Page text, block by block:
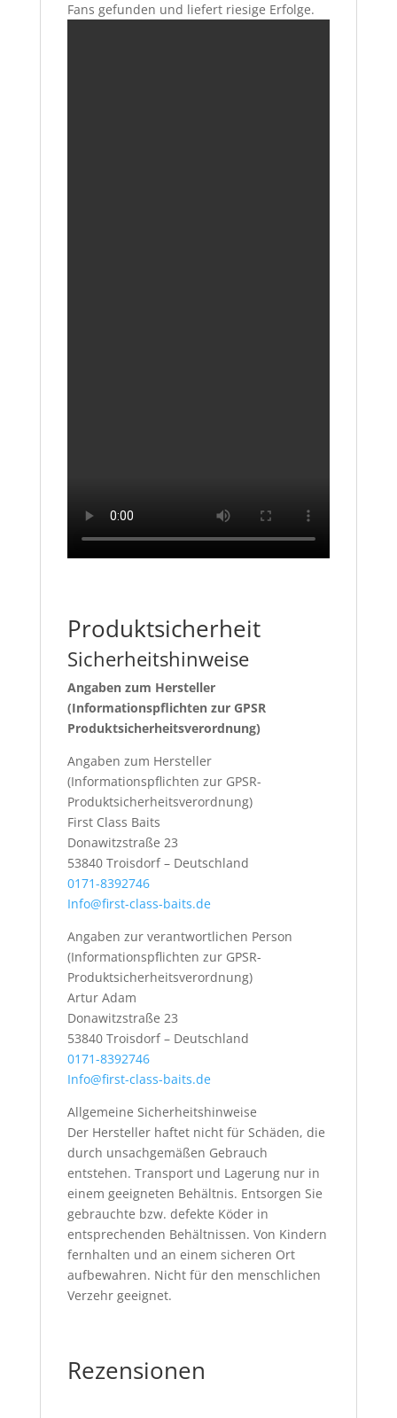
Fans gefunden und liefert riesige Erfolge.
Produktsicherheit
Sicherheitshinweise
Angaben zum Hersteller
(Informationspflichten zur GPSR
Produktsicherheitsverordnung)
Angaben zum Hersteller
(Informationspflichten zur GPSR-
Produktsicherheitsverordnung)
First Class Baits
Donawitzstraße 23
53840 Troisdorf – Deutschland
0171-8392746
Info@first-class-baits.de
Angaben zur verantwortlichen Person
(Informationspflichten zur GPSR-
Produktsicherheitsverordnung)
Artur Adam
Donawitzstraße 23
53840 Troisdorf – Deutschland
0171-8392746
Info@first-class-baits.de
Allgemeine Sicherheitshinweise
Der Hersteller haftet nicht für Schäden, die
durch unsachgemäßen Gebrauch
entstehen. Transport und Lagerung nur in
einem geeigneten Behältnis. Entsorgen Sie
gebrauchte bzw. defekte Köder in
entsprechenden Behältnissen. Von Kindern
fernhalten und an einem sicheren Ort
aufbewahren. Nicht für den menschlichen
Verzehr geeignet.
Rezensionen